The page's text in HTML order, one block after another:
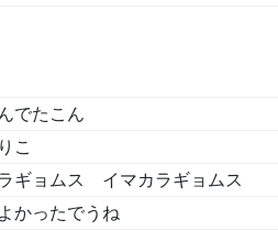
でたこん
こ
ギョムス イマカラギョムス
かったでうね